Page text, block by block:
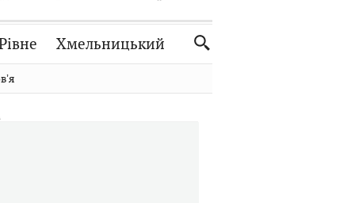
Хмельницький
Словко